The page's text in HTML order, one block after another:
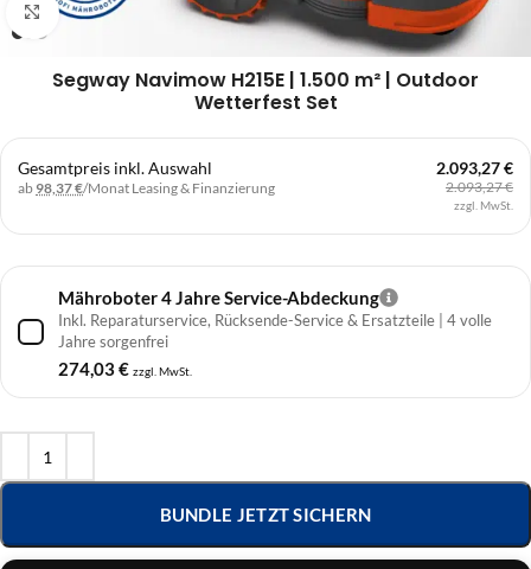
Klick zum Vergrößern
Segway Navimow H215E | 1.500 m² | Outdoor
Wetterfest Set
Gesamtpreis inkl. Auswahl
ab 98,37 €/Monat Leasing & Finanzierung
2.093,27 €
2.093,27 €
zzgl. MwSt.
Mähroboter 4 Jahre Service-Abdeckung
Inkl. Reparaturservice, Rücksende-Service & Ersatzteile | 4 volle
Jahre sorgenfrei
274,03€ zzgl. MwSt.
BUNDLE JETZT SICHERN